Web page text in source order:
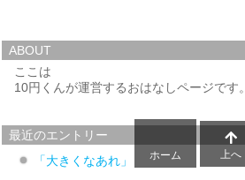
ABOUT
ここは
10円くんが運営するおはなしページです。
最近のエントリー
「大きくなあれ」
ホーム 上へ